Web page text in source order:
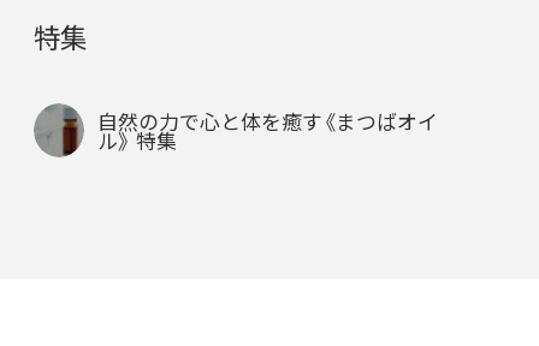
特集
自然の力で心と体を癒す《まつばオイ
ル》 特集